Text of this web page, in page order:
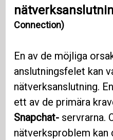
Connection)
En av de möjliga
anslutningsfelet kan
nätverksanslutning.
ett av de primära
Snapchat- servrarna.
nätverksproblem kan